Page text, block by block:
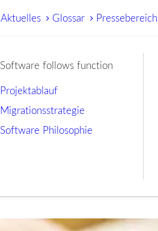
Aktuelles Glossar Pressebereich
Software follows function
Projektablauf
Migrationsstrategie
Software Philosophie